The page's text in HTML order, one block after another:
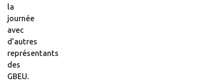
la
journée
avec
d’autres
représentants
des
GBEU.